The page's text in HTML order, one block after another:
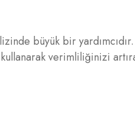
büyük bir
verimliliğinizi